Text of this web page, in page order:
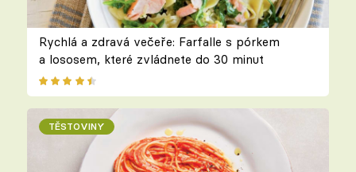
Rychlá a zdravá večeře: Farfalle s pórkem
a lososem, které zvládnete do 30 minut
TĚSTOVINY